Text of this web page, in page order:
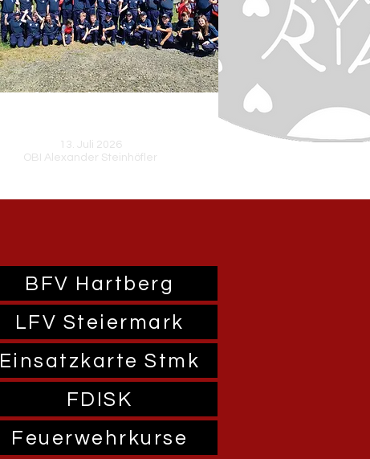
Erfolgreiche Jugend
13. Juli 2026
OBI Alexander Steinhöfler
BFV Hartberg
LFV Steiermark
Einsatzkarte Stmk
FDISK
Feuerwehrkurse